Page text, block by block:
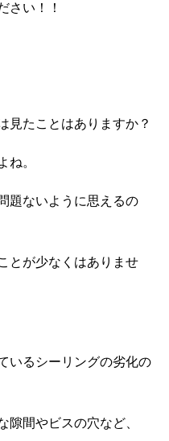
さい！！
見たことはありますか？
ね。
題ないように思えるの
とが少なくはありませ
いるシーリングの劣化の
隙間やビスの穴など、